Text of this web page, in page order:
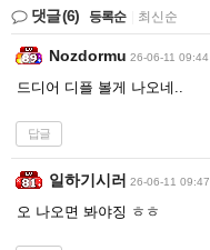
댓글(6) 등록순 최신순
Nozdormu 26-06-11 09:44
드디어 디플 볼게 나오네..
답글
일하기시러 26-06-11 09:47
오 나오면 봐야징 ㅎㅎ